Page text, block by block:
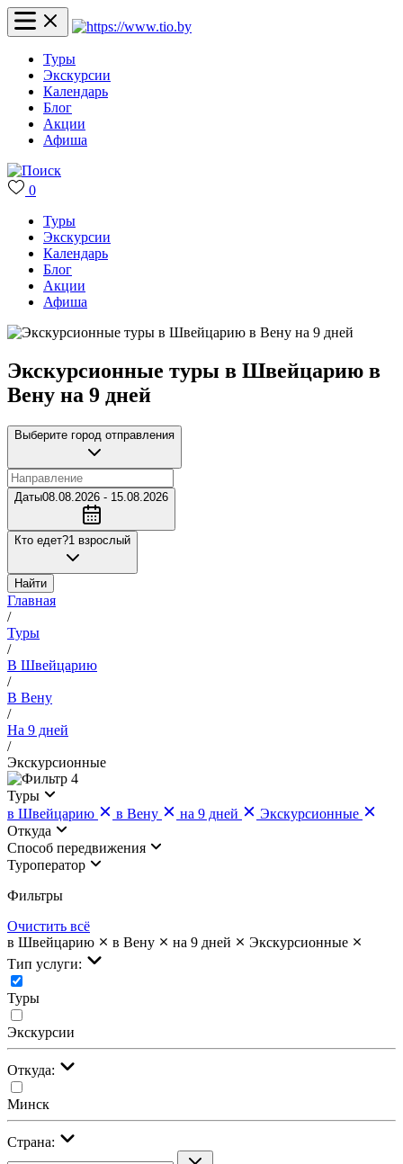
Туры
Экскурсии
Календарь
Блог
Акции
Афиша
0
Туры
Экскурсии
Календарь
Блог
Акции
Афиша
Экскурсионные туры в Швейцарию в
Вену на 9 дней
Выберите город отправления
Даты08.08.2026 - 15.08.2026
Кто едет?1 взрослый
Найти
Главная
/
Туры
/
В Швейцарию
/
В Вену
/
На 9 дней
/
Экскурсионные
4
Туры
в Швейцарию
в Вену на 9 дней
Экскурсионные
Откуда
Cпособ передвижения
Туроператор
Фильтры
Очистить всё
в Швейцарию
в Вену на 9 дней
Экскурсионные
Тип услуги:
Туры
Экскурсии
Откуда:
Минск
Страна: